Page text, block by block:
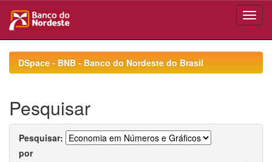
navigationDSpace - BNB - Banco do Nordeste do Brasil
Pesquisar
Pesquisar:
por